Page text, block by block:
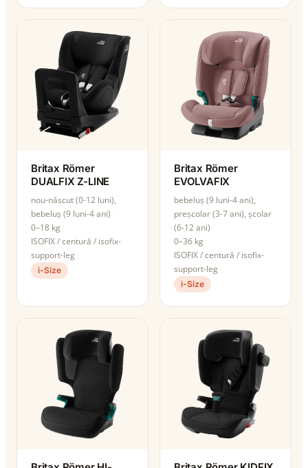
Britax Römer
DUALFIX Z-LINE
nou-născut (0-12 luni),
bebeluș (9 luni-4 ani)
0–18 kg
ISOFIX / centură / isofix-
support-leg
i-Size
Britax Römer
EVOLVAFIX
bebeluș (9 luni-4 ani),
preșcolar (3-7 ani), școlar
(6-12 ani)
0–36 kg
ISOFIX / centură / isofix-
support-leg
i-Size